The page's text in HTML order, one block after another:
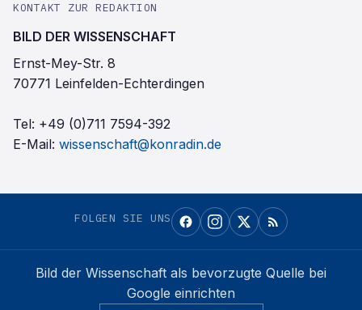
KONTAKT ZUR REDAKTION
BILD DER WISSENSCHAFT
Ernst-Mey-Str. 8
70771 Leinfelden-Echterdingen
Tel: +49 (0)711 7594-392
E-Mail: wissenschaft@konradin.de
FOLGEN SIE UNS
Bild der Wissenschaft als bevorzugte Quelle bei
Google einrichten